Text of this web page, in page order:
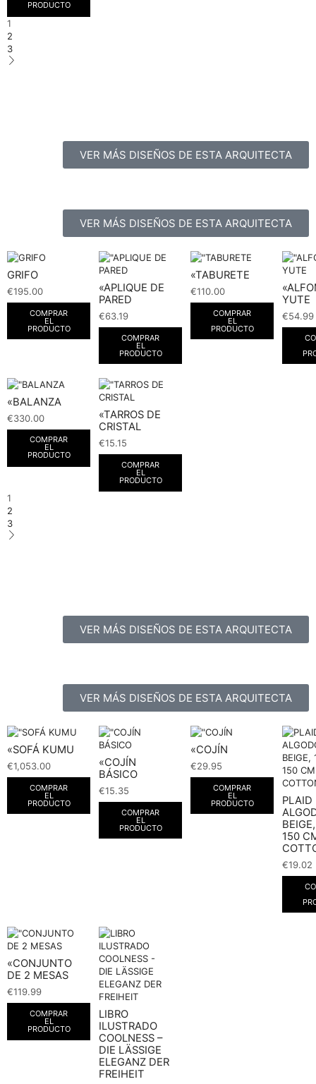
PRODUCTO
1
2
3
VER MÁS DISEÑOS DE ESTA ARQUITECTA
VER MÁS DISEÑOS DE ESTA ARQUITECTA
GRIFO
€195.00
COMPRAR
EL
PRODUCTO
«APLIQUE DE
PARED
€63.19
COMPRAR
EL
PRODUCTO
«TABURETE
€110.00
COMPRAR
EL
PRODUCTO
YUTE
€54.99
«BALANZA
€330.00
COMPRAR
EL
PRODUCTO
«TARROS DE
CRISTAL
€15.15
COMPRAR
EL
PRODUCTO
1
2
3
VER MÁS DISEÑOS DE ESTA ARQUITECTA
VER MÁS DISEÑOS DE ESTA ARQUITECTA
«SOFÁ KUMU
€1,053.00
COMPRAR
EL
PRODUCTO
«COJÍN
BÁSICO
€15.35
COMPRAR
EL
PRODUCTO
«COJÍN
€29.95
COMPRAR
EL
PRODUCTO
PLAID
150
€19.02
«CONJUNTO
DE 2 MESAS
€119.99
COMPRAR
EL
PRODUCTO
LIBRO
ILUSTRADO
COOLNESS –
DIE LÄSSIGE
ELEGANZ DER
FREIHEIT